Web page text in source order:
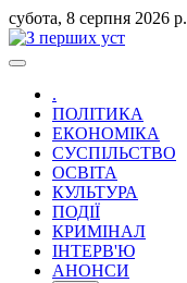
субота, 8 серпня 2026 р.
.
ПОЛІТИКА
ЕКОНОМІКА
СУСПІЛЬСТВО
ОСВІТА
КУЛЬТУРА
ПОДІЇ
КРИМІНАЛ
ІНТЕРВ'Ю
АНОНСИ